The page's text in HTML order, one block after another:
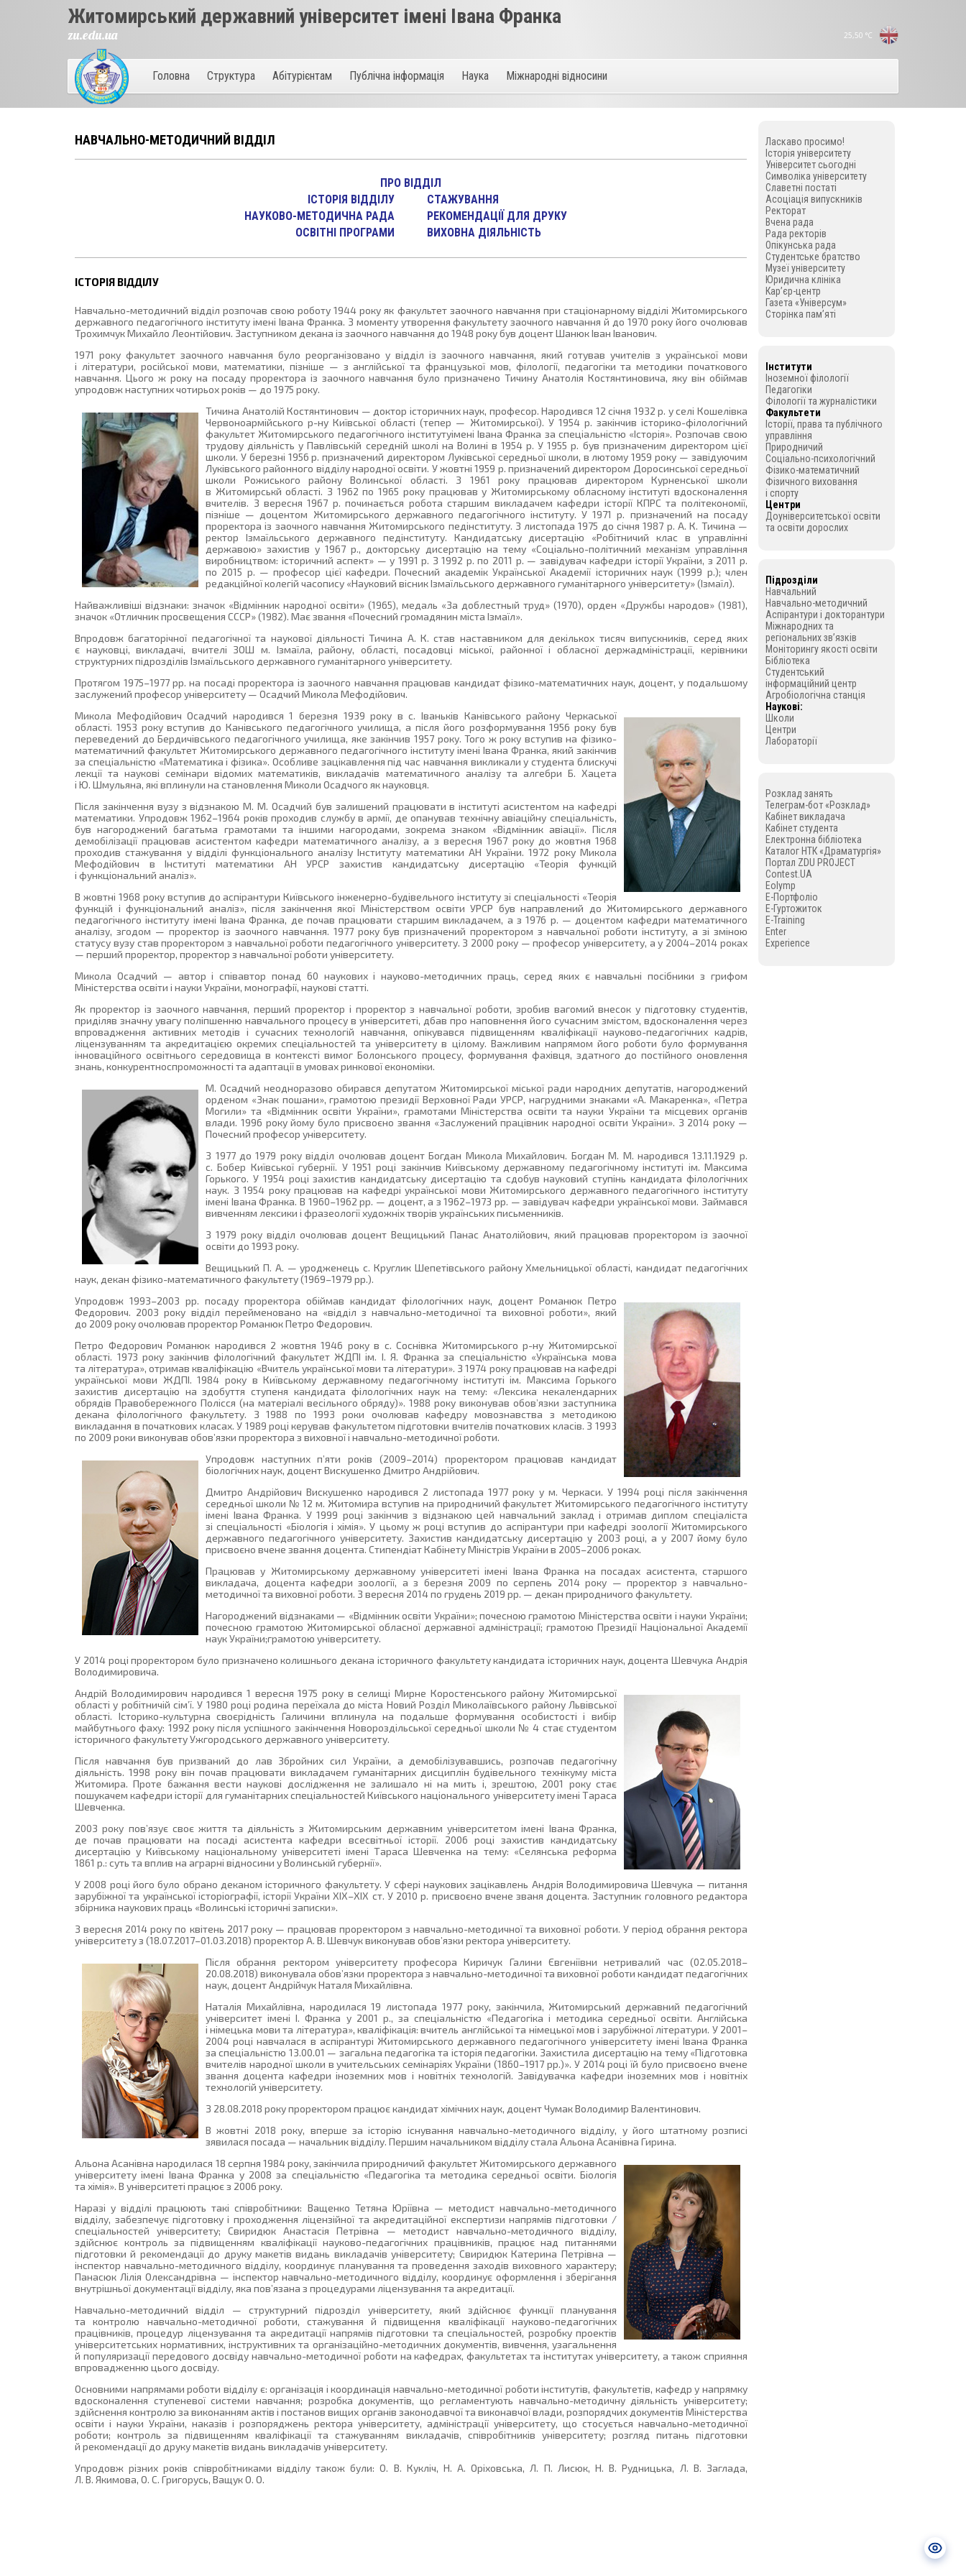
25,50 °C
Житомирський державний університет імені Івана Франка
zu.edu.ua
Головна Структура Абітурієнтам Публічна інформація Наука Міжнародні відносини
НАВЧАЛЬНО-МЕТОДИЧНИЙ ВІДДІЛ
ПРО ВІДДІЛ
ІСТОРІЯ ВІДДІЛУ
СТАЖУВАННЯ
НАУКОВО-МЕТОДИЧНА РАДА
РЕКОМЕНДАЦІЇ ДЛЯ ДРУКУ
ОСВІТНІ ПРОГРАМИ
ВИХОВНА ДІЯЛЬНІСТЬ
ІСТОРІЯ ВІДДІЛУ
Навчально-методичний відділ розпочав свою роботу 1944 року як факультет заочного навчання при стаціонарному відділі Житомирського
державного педагогічного інституту імені Івана Франка. З моменту утворення факультету заочного навчання й до 1970 року його очолював
Трохимчук Михайло Леонтійович. Заступником декана із заочного навчання до 1948 року був доцент Шанюк Іван Іванович.
1971 року факультет заочного навчання було реорганізовано у відділ із заочного навчання, який готував учителів з української мови
і літератури, російської мови, математики, пізніше — з англійської та французької мов, філології, педагогіки та методики початкового
навчання. Цього ж року на посаду проректора із заочного навчання було призначено Тичину Анатолія Костянтиновича, яку він обіймав
упродовж наступних чотирьох років — до 1975 року.
Тичина Анатолій Костянтинович — доктор історичних наук, професор. Народився 12 січня 1932 р. у селі Кошелівка
Червоноармійського р-ну Київської області (тепер — Житомирської). У 1954 р. закінчив історико-філологічний
факультет Житомирського педагогічного інститутуімені Івана Франка за спеціальністю «Історія». Розпочав свою
трудову діяльність у Павлівській середній школі на Волині в 1954 р. У 1955 р. був призначеним директором цієї
школи. У березні 1956 р. призначений директором Луківської середньої школи, в лютому 1959 року — завідуючим
Луківського районного відділу народної освіти. У жовтні 1959 р. призначений директором Доросинської середньої
школи Рожиського району Волинської області. З 1961 року працював директором Курненської школи
в Житомирськй області. З 1962 по 1965 року працював у Житомирському обласному інституті вдосконалення
вчителів. З вересня 1967 р. починається робота старшим викладачем кафедри історії КПРС та політекономії,
пізніше — доцентом Житомирського державного педагогічного інституту. У 1971 р. призначений на посаду
проректора із заочного навчання Житомирського педінституту. З листопада 1975 до січня 1987 р. А. К. Тичина —
ректор Ізмаїльського державного педінституту. Кандидатську дисертацію «Робітничий клас в управлінні
державою» захистив у 1967 р., докторську дисертацію на тему «Соціально-політичний механізм управління
виробництвом: історичний аспект» — у 1991 р. З 1992 р. по 2011 р. — завідувач кафедри історії України, з 2011 р.
по 2015 р. — професор цієї кафедри. Почесний академік Української Академії історичних наук (1999 р.); член
редакційної колегій часопису «Науковий вісник Ізмаїльського державного гуманітарного університету» (Ізмаїл).
Найважливіші відзнаки: значок «Відмінник народної освіти» (1965), медаль «За доблестный труд» (1970), орден «Дружбы народов» (1981),
значок «Отличник просвещения СССР» (1982). Має звання «Почесний громадянин міста Ізмаїл».
Впродовж багаторічної педагогічної та наукової діяльності Тичина А. К. став наставником для декількох тисяч випускників, серед яких
є науковці, викладачі, вчителі ЗОШ м. Ізмаїла, району, області, посадовці міської, районної і обласної держадміністрації, керівники
структурних підрозділів Ізмаїльського державного гуманітарного університету.
Протягом 1975–1977 рр. на посаді проректора із заочного навчання працював кандидат фізико-математичних наук, доцент, у подальшому
заслужений професор університету — Осадчий Микола Мефодійович.
Микола Мефодійович Осадчий народився 1 березня 1939 року в с. Іваньків Канівського району Черкаської
області. 1953 року вступив до Канівського педагогічного училища, а після його розформування 1956 року був
переведений до Бердичівського педагогічного училища, яке закінчив 1957 року. Того ж року вступив на фізико-
математичний факультет Житомирського державного педагогічного інституту імені Івана Франка, який закінчив
за спеціальністю «Математика і фізика». Особливе зацікавлення під час навчання викликали у студента блискучі
лекції та наукові семінари відомих математиків, викладачів математичного аналізу та алгебри Б. Хацета
і Ю. Шмульяна, які вплинули на становлення Миколи Осадчого як науковця.
Після закінчення вузу з відзнакою М. М. Осадчий був залишений працювати в інституті асистентом на кафедрі
математики. Упродовж 1962–1964 років проходив службу в армії, де опанував технічну авіаційну спеціальність,
був нагороджений багатьма грамотами та іншими нагородами, зокрема знаком «Відмінник авіації». Після
демобілізації працював асистентом кафедри математичного аналізу, а з вересня 1967 року до жовтня 1968
проходив стажування у відділі функціонального аналізу Інституту математики АН України. 1972 року Микола
Мефодійович в Інституті математики АН УРСР захистив кандидатську дисертацію «Теорія функцій
і функціональний аналіз».
В жовтні 1968 року вступив до аспірантури Київського інженерно-будівельного інституту зі спеціальності «Теорія
функцій і функціональний аналіз», після закінчення якої Міністерством освіти УРСР був направлений до Житомирського державного
педагогічного інституту імені Івана Франка, де почав працювати старшим викладачем, а з 1976 р. — доцентом кафедри математичного
аналізу, згодом — проректор із заочного навчання. 1977 року був призначений проректором з навчальної роботи інституту, а зі зміною
статусу вузу став проректором з навчальної роботи педагогічного університету. З 2000 року — професор університету, а у 2004–2014 роках
— перший проректор, проректор з навчальної роботи університету.
Микола Осадчий — автор і співавтор понад 60 наукових і науково-методичних праць, серед яких є навчальні посібники з грифом
Міністерства освіти і науки України, монографії, наукові статті.
Як проректор із заочного навчання, перший проректор і проректор з навчальної роботи, зробив вагомий внесок у підготовку студентів,
приділяв значну увагу поліпшенню навчального процесу в університеті, дбав про наповнення його сучасним змістом, вдосконалення через
впровадження активних методів і сучасних технологій навчання, опікувався підвищенням кваліфікації науково-педагогічних кадрів,
ліцензуванням та акредитацією окремих спеціальностей та університету в цілому. Важливим напрямом його роботи було формування
інноваційного освітнього середовища в контексті вимог Болонського процесу, формування фахівця, здатного до постійного оновлення
знань, конкурентноспроможності та адаптації в умовах ринкової економіки.
М. Осадчий неодноразово обирався депутатом Житомирської міської ради народних депутатів, нагороджений
орденом «Знак пошани», грамотою президії Верховної Ради УРСР, нагрудними знаками «А. Макаренка», «Петра
Могили» та «Відмінник освіти України», грамотами Міністерства освіти та науки України та місцевих органів
влади. 1996 року йому було присвоєно звання «Заслужений працівник народної освіти України». З 2014 року —
Почесний професор університету.
З 1977 до 1979 року відділ очолював доцент Богдан Микола Михайлович. Богдан М. М. народився 13.11.1929 р.
с. Бобер Київської губернії. У 1951 році закінчив Київському державному педагогічному інституті ім. Максима
Горького. У 1954 році захистив кандидатську дисертацію та сдобув науковий ступінь кандидата філологічних
наук. З 1954 року працював на кафедрі української мови Житомирського державного педагогічного інституту
імені Івана Франка. В 1960–1962 рр. — доцент, а з 1962–1973 рр. — завідувач кафедри української мови. Займався
вивченням лексики і фразеології художніх творів українських письменників.
З 1979 року відділ очолював доцент Вещицький Панас Анатолійович, який працював проректором із заочної
освіти до 1993 року.
Вещицький П. А. — уродженець с. Круглик Шепетівського району Хмельницької області, кандидат педагогічних
наук, декан фізико-математичного факультету (1969–1979 рр.).
Упродовж 1993–2003 рр. посаду проректора обіймав кандидат філологічних наук, доцент Романюк Петро
Федорович. 2003 року відділ перейменовано на «відділ з навчально-методичної та виховної роботи», який
до 2009 року очолював проректор Романюк Петро Федорович.
Петро Федорович Романюк народився 2 жовтня 1946 року в с. Соснівка Житомирського р-ну Житомирської
області. 1973 року закінчив філологічний факультет ЖДПІ ім. І. Я. Франка за спеціальністю «Українська мова
та література», отримав кваліфікацію «Вчитель української мови та літератури». З 1974 року працював на кафедрі
української мови ЖДПІ. 1984 року в Київському державному педагогічному інституті ім. Максима Горького
захистив дисертацію на здобуття ступеня кандидата філологічних наук на тему: «Лексика некалендарних
обрядів Правобережного Полісся (на матеріалі весільного обряду)». 1988 року виконував обов’язки заступника
декана філологічного факультету. З 1988 по 1993 роки очолював кафедру мовознавства з методикою
викладання в початкових класах. У 1989 році керував факультетом підготовки вчителів початкових класів. З 1993
по 2009 роки виконував обов’язки проректора з виховної і навчально-методичної роботи.
Упродовж наступних п’яти років (2009–2014) проректором працював кандидат
біологічних наук, доцент Вискушенко Дмитро Андрійович.
Дмитро Андрійович Вискушенко народився 2 листопада 1977 року у м. Черкаси. У 1994 році після закінчення
середньої школи № 12 м. Житомира вступив на природничий факультет Житомирського педагогічного інституту
імені Івана Франка. У 1999 році закінчив з відзнакою цей навчальний заклад і отримав диплом спеціаліста
зі спеціальності «Біологія і хімія». У цьому ж році вступив до аспірантури при кафедрі зоології Житомирського
державного педагогічного університету. Захистив кандидатську дисертацію у 2003 році, а у 2007 йому було
присвоєно вчене звання доцента. Стипендіат Кабінету Міністрів України в 2005–2006 роках.
Працював у Житомирському державному університеті імені Івана Франка на посадах асистента, старшого
викладача, доцента кафедри зоології, а з березня 2009 по серпень 2014 року — проректор з навчально-
методичної та виховної роботи. З вересня 2014 по грудень 2019 рр. — декан природничого факультету.
Нагороджений відзнаками — «Відмінник освіти України»; почесною грамотою Міністерства освіти і науки України;
почесною грамотою Житомирської обласної державної адміністрації; грамотою Президії Національної Академії
наук України;грамотою університету.
У 2014 році проректором було призначено колишнього декана історичного факультету кандидата історичних наук, доцента Шевчука Андрія
Володимировича.
Андрій Володимирович народився 1 вересня 1975 року в селищі Мирне Коростенського району Житомирської
області у робітничій сім’ї. У 1980 році родина переїхала до міста Новий Розділ Миколаївського району Львівської
області. Історико-культурна своєрідність Галичини вплинула на подальше формування особистості і вибір
майбутнього фаху: 1992 року після успішного закінчення Новороздільської середньої школи № 4 стає студентом
історичного факультету Ужгородського державного університету.
Після навчання був призваний до лав Збройних сил України, а демобілізувавшись, розпочав педагогічну
діяльність. 1998 року він почав працювати викладачем гуманітарних дисциплін будівельного технікуму міста
Житомира. Проте бажання вести наукові дослідження не залишало ні на мить і, зрештою, 2001 року стає
пошукачем кафедри історії для гуманітарних спеціальностей Київського національного університету імені Тараса
Шевченка.
2003 року пов’язує своє життя та діяльність з Житомирським державним університетом імені Івана Франка,
де почав працювати на посаді асистента кафедри всесвітньої історії. 2006 році захистив кандидатську
дисертацію у Київському національному університеті імені Тараса Шевченка на тему: «Селянська реформа
1861 р.: суть та вплив на аграрні відносини у Волинській губернії».
У 2008 році його було обрано деканом історичного факультету. У сфері наукових зацікавлень Андрія Володимировича Шевчука — питання
зарубіжної та української історіографії, історії України ХІХ–ХІХ ст. У 2010 р. присвоєно вчене званя доцента. Заступник головного редактора
збірника наукових праць «Волинські історичні записки».
З вересня 2014 року по квітень 2017 року — працював проректором з навчально-методичної та виховної роботи. У період обрання ректора
університету з (18.07.2017–01.03.2018) проректор А. В. Шевчук виконував обов’язки ректора університету.
Після обрання ректором університету професора Киричук Галини Євгеніївни нетривалий час (02.05.2018–
20.08.2018) виконувала обов’язки проректора з навчально-методичної та виховної роботи кандидат педагогічних
наук, доцент Андрійчук Наталя Михайлівна.
Наталія Михайлівна, народилася 19 листопада 1977 року, закінчила, Житомирський державний педагогічний
університет імені І. Франка у 2001 р., за спеціальністю «Педагогіка і методика середньої освіти. Англійська
і німецька мови та література», кваліфікація: вчитель англійської та німецької мов і зарубіжної літератури. У 2001–
2004 році навчалася в аспірантурі Житомирського державного педагогічного університету імені Івана Франка
за спеціальністю 13.00.01 — загальна педагогіка та історія педагогіки. Захистила дисертацію на тему «Підготовка
вчителів народної школи в учительських семінаріях України (1860–1917 рр.)». У 2014 році їй було присвоєно вчене
звання доцента кафедри іноземних мов і новітніх технологій. Завідувачка кафедри іноземних мов і новітніх
технологій університету.
З 28.08.2018 року проректором працює кандидат хімічних наук, доцент Чумак Володимир Валентинович.
В жовтні 2018 року, вперше за історію існування навчально-методичного відділу, у його штатному розписі
зявилася посада — начальник відділу. Першим начальником відділу стала Альона Асанівна Гирина.
Альона Асанівна народилася 18 серпня 1984 року, закінчила природничий факультет Житомирського державного
університету імені Івана Франка у 2008 за спеціальністю «Педагогіка та методика середньої освіти. Біологія
та хімія». В університеті працює з 2006 року.
Наразі у відділі працюють такі співробітники: Ващенко Тетяна Юріївна — методист навчально-методичного
відділу, забезпечує підготовку і проходження ліцензійної та акредитаційної експертизи напрямів підготовки /
спеціальностей університету; Свиридюк Анастасія Петрівна — методист навчально-методичного відділу,
здійснює контроль за підвищенням кваліфікації науково-педагогічних працівників, працює над питаннями
підготовки й рекомендації до друку макетів видань викладачів університету; Свиридюк Катерина Петрівна —
інспектор навчально-методичного відділу, координує планування та проведення заходів виховного характеру;
Панасюк Лілія Олександрівна — інспектор навчально-методичного відділу, координує оформлення і зберігання
внутрішньої документації відділу, яка пов’язана з процедурами ліцензування та акредитації.
Навчально-методичний відділ — структурний підрозділ університету, який здійснює функції планування
та контролю навчально-методичної роботи, стажування й підвищення кваліфікації науково-педагогічних
працівників, процедур ліцензування та акредитації напрямів підготовки та спеціальностей, розробку проектів
університетських нормативних, інструктивних та організаційно-методичних документів, вивчення, узагальнення
й популяризації передового досвіду навчально-методичної роботи на кафедрах, факультетах та інститутах університету, а також сприяння
впровадженню цього досвіду.
Основними напрямами роботи відділу є: організація і координація навчально-методичної роботи інститутів, факультетів, кафедр у напрямку
вдосконалення ступеневої системи навчання; розробка документів, що регламентують навчально-методичну діяльність університету;
здійснення контролю за виконанням актів і постанов вищих органів законодавчої та виконавчої влади, розпорядчих документів Міністерства
освіти і науки України, наказів і розпоряджень ректора університету, адміністрації університету, що стосується навчально-методичної
роботи; контроль за підвищенням кваліфікації та стажуванням викладачів, співробітників університету; розгляд питань підготовки
й рекомендації до друку макетів видань викладачів університету.
Упродовж різних років співробітниками відділу також були: О. В. Кукліч, Н. А. Оріховська, Л. П. Лисюк, Н. В. Рудницька, Л. В. Заглада,
Л. В. Якимова, О. С. Григорусь, Ващук О. О.
Ласкаво просимо!
Історія університету
Університет сьогодні
Символіка університету
Славетні постаті
Асоціація випускників
Ректорат
Вчена рада
Рада ректорів
Опікунська рада
Студентське братство
Музеї університету
Юридична клініка
Кар’єр-центр
Газета «Універсум»
Сторінка пам’яті
Інститути
Іноземної філології
Педагогіки
Філології та журналістики
Факультети
Історії, права та публічного
управління
Природничий
Соціально-психологічний
Фізико-математичний
Фізичного виховання
і спорту
Центри
Доуніверситетської освіти
та освіти дорослих
Підрозділи
Навчальний
Навчально-методичний
Аспірантури і докторантури
Міжнародних та
регіональних зв’язків
Моніторингу якості освіти
Бібліотека
Студентський
інформаційний центр
Агробіологічна станція
Наукові:
Школи
Центри
Лабораторії
Розклад занять
Телеграм-бот «Розклад»
Кабінет викладача
Кабінет студента
Електронна бібліотека
Каталог НТК «Драматургія»
Портал ZDU PROJECT
Contest.UA
Eolymp
E-Портфоліо
E-Гуртожиток
E-Training
Enter
Experience